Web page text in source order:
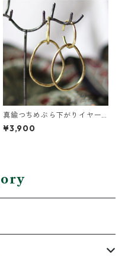
真鍮つちめぶら下がりイヤー
カフ
¥3,900